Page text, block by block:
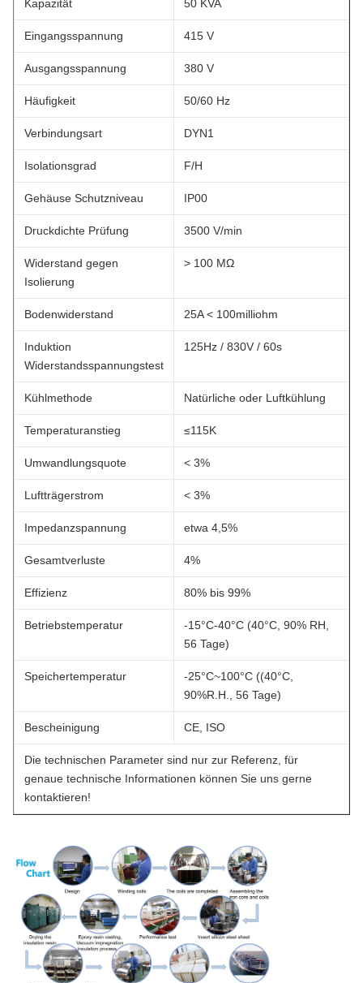
Kapazität 50 KVA
Eingangsspannung 415 V
Ausgangsspannung 380 V
Häufigkeit 50/60 Hz
Verbindungsart DYN1
Isolationsgrad F/H
Gehäuse Schutzniveau IP00
Druckdichte Prüfung 3500 V/min
Widerstand gegen
Isolierung
> 100 MΩ
Bodenwiderstand 25A < 100milliohm
Induktion
Widerstandsspannungstest
125Hz / 830V / 60s
Kühlmethode Natürliche oder Luftkühlung
Temperaturanstieg ≤115K
Umwandlungsquote < 3%
Luftträgerstrom < 3%
Impedanzspannung etwa 4,5%
Gesamtverluste 4%
Effizienz 80% bis 99%
Betriebstemperatur
-15°C-40°C (40°C, 90% RH,
56 Tage)
Speichertemperatur
-25°C~100°C ((40°C,
90%R.H., 56 Tage)
Bescheinigung CE, ISO
Die technischen Parameter sind nur zur Referenz, für
genaue technische Informationen können Sie uns gerne
kontaktieren!